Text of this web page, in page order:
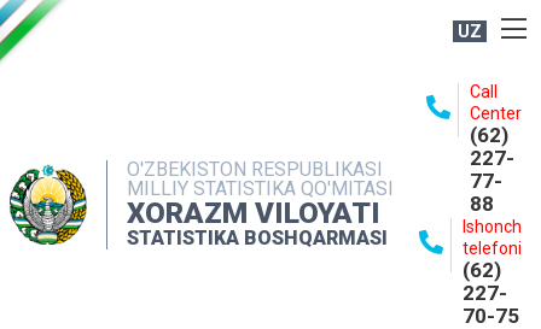
UZ
O'ZBEKISTON RESPUBLIKASI
MILLIY STATISTIKA QO'MITASI
XORAZM VILOYATI
STATISTIKA BOSHQARMASI
Call
Center
(62)
227-
77-
88
Ishonch
telefoni
(62)
227-
70-75
NASHRLAR
INTERAKTIV XIZMATLAR
MATBUOT XIZMATI